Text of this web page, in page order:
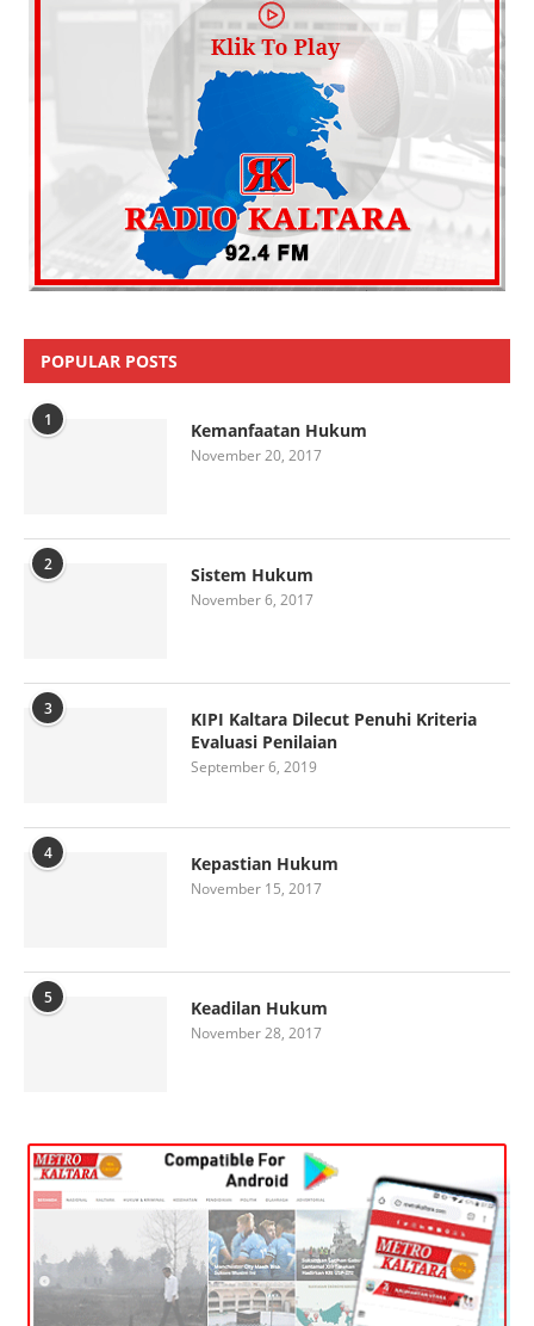
POPULAR POSTS
1 Kemanfaatan Hukum
November 20, 2017
2 Sistem Hukum
November 6, 2017
3
KIPI Kaltara Dilecut Penuhi Kriteria
Evaluasi Penilaian
September 6, 2019
4 Kepastian Hukum
November 15, 2017
5 Keadilan Hukum
November 28, 2017